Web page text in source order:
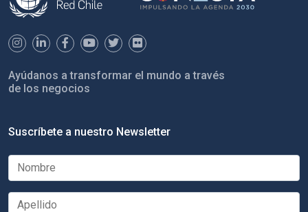
Ayúdanos a transformar el mundo a través
de los negocios
Suscríbete a nuestro Newsletter